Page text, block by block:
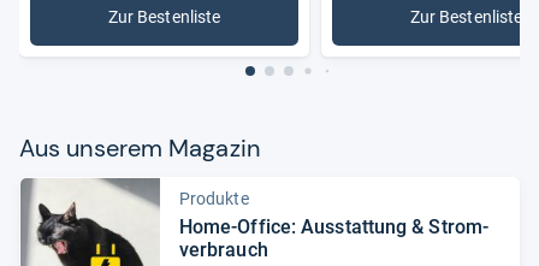
Zur Bestenliste
: Laptops Zur Bestenliste
:
Aus unse­rem Maga­zin
Produkte
Home-​Office: Aus­stat­tung & Strom­
ver­brauch